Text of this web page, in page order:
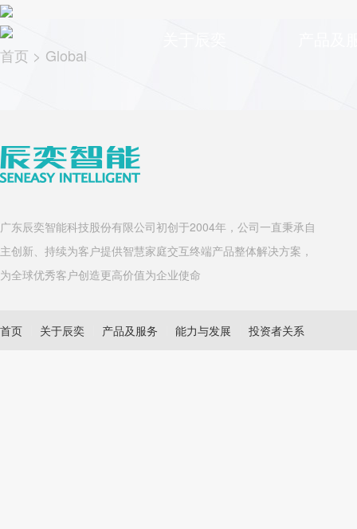
首页 > Global
广东辰奕智能科技股份有限公司初创于2004年，公司一直秉承自
主创新、持续为客户提供智慧家庭交互终端产品整体解决方案，
为全球优秀客户创造更高价值为企业使命
首页 关于辰奕 产品及服务 能力与发展 投资者关系